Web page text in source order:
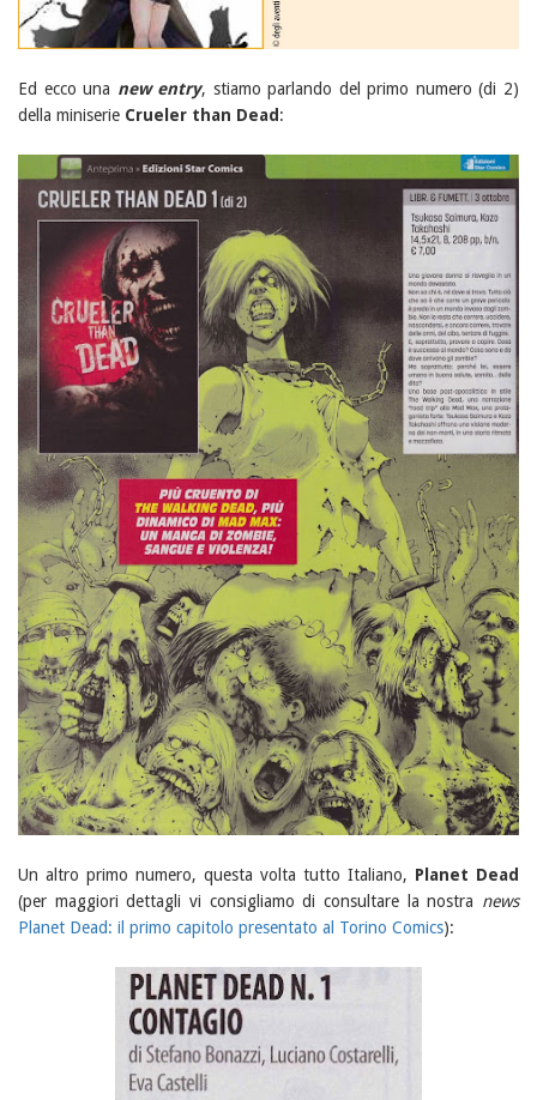
Ed ecco una new entry, stiamo parlando del primo numero (di 2)
della miniserie Crueler than Dead :
Un altro primo numero, questa volta tutto Italiano, Planet Dead
(per maggiori dettagli vi consigliamo di consultare la nostra news
Planet Dead: il primo capitolo presentato al Torino Comics):